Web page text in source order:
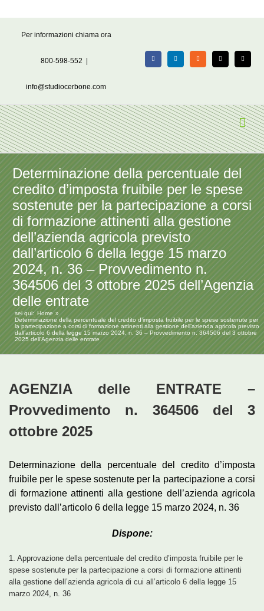
Per informazioni chiama ora
800-598-552
info@studiocerbone.com
FacebookLinkedIn Rss X Email
Determinazione della percentuale del
credito d’imposta fruibile per le spese
sostenute per la partecipazione a corsi
di formazione attinenti alla gestione
dell’azienda agricola previsto
dall’articolo 6 della legge 15 marzo
2024, n. 36 – Provvedimento n.
364506 del 3 ottobre 2025 dell’Agenzia
delle entrate
sei qui:
Home
Determinazione della percentuale del credito d’imposta fruibile per le spese sostenute per
la partecipazione a corsi di formazione attinenti alla gestione dell’azienda agricola previsto
dall’articolo 6 della legge 15 marzo 2024, n. 36 – Provvedimento n. 364506 del 3 ottobre
2025 dell’Agenzia delle entrate
AGENZIA delle ENTRATE –
Provvedimento n. 364506 del 3
ottobre 2025
Determinazione della percentuale del credito d’imposta
fruibile per le spese sostenute per la partecipazione a corsi
di formazione attinenti alla gestione dell’azienda agricola
previsto dall’articolo 6 della legge 15 marzo 2024, n. 36
Dispone:
1. Approvazione della percentuale del credito d’imposta fruibile per le
spese sostenute per la partecipazione a corsi di formazione attinenti
alla gestione dell’azienda agricola di cui all’articolo 6 della legge 15
marzo 2024, n. 36